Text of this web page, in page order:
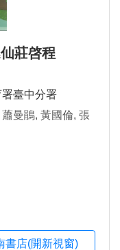
莊啓程
臺中分署
曼鵑, 黃國倫, 張
書店(開新視窗)